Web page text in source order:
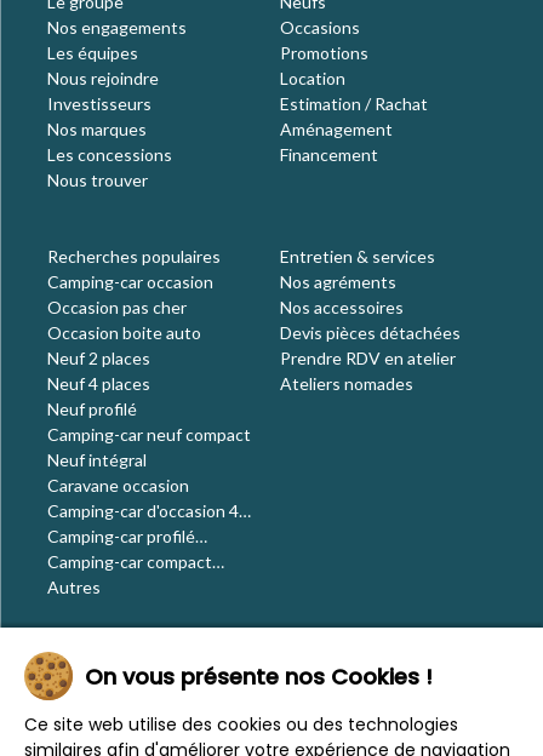
Nos engagements
Les équipes
Nous rejoindre
Investisseurs
Nos marques
Les concessions
Nous trouver
Occasions
Promotions
Location
Estimation / Rachat
Aménagement
Financement
Recherches populaires
Camping-car occasion
Occasion pas cher
Occasion boite auto
Neuf 2 places
Neuf 4 places
Neuf profilé
Camping-car neuf compact
Neuf intégral
Caravane occasion
Camping-car d'occasion 4
places
Camping-car profilé
occasion
Camping-car compact
occasion
Autres
Entretien & services
Nos agréments
Nos accessoires
Devis pièces détachées
Prendre RDV en atelier
Ateliers nomades
Le blog
Actualités
Évènements
Nos conseils
On vous présente nos Cookies !
Ce site web utilise des cookies ou des technologies
similaires afin d'améliorer votre expérience de navigation